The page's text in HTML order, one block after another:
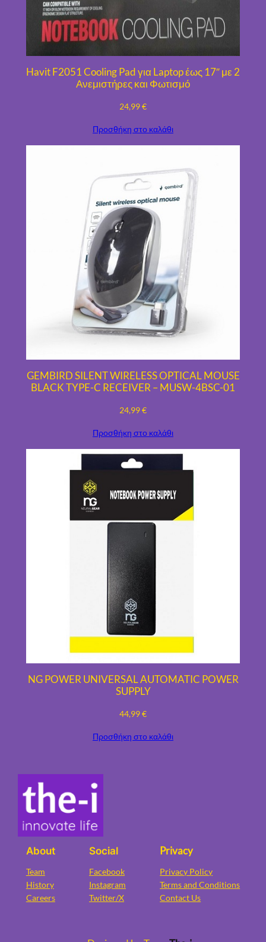
Havit F2051 Cooling Pad για Laptop έως 17″ με 2
Ανεμιστήρες και Φωτισμό
24,99€
Προσθήκη στο καλάθι
GEMBIRD SILENT WIRELESS OPTICAL MOUSE
BLACK TYPE-C RECEIVER – MUSW-4BSC-01
24,99€
Προσθήκη στο καλάθι
NG POWER UNIVERSAL AUTOMATIC POWER
SUPPLY
44,99€
Προσθήκη στο καλάθι
About
Team
History
Careers
Social
Facebook
Instagram
Twitter/X
Privacy
Privacy Policy
Terms and Conditions
Contact Us